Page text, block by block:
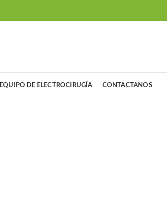
EQUIPO DE ELECTROCIRUGÍA CONTACTANOS